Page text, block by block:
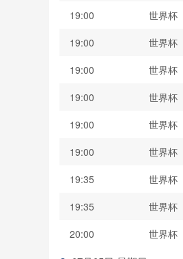
19:00
世界杯
19:00
世界杯
19:00
世界杯
19:00
世界杯
19:00
世界杯
19:00
世界杯
19:35
世界杯
19:35
世界杯
20:00
世界杯